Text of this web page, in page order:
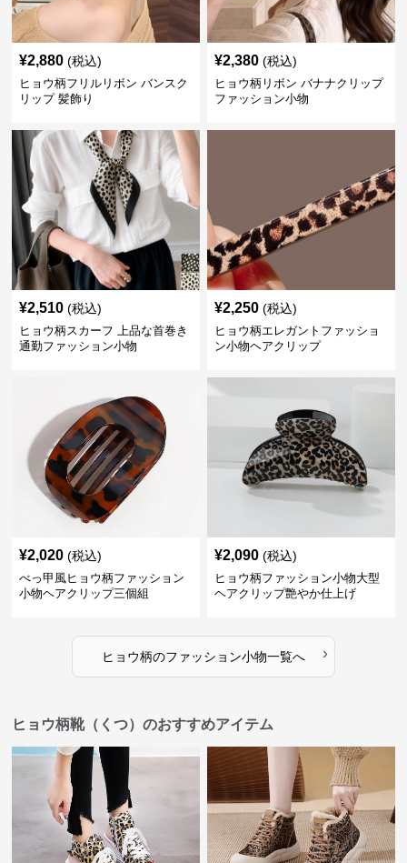
¥2,880 (税込)
ヒョウ柄フリルリボン バンスク
リップ 髪飾り
¥2,380 (税込)
ヒョウ柄リボン バナナクリップ
ファッション小物
¥2,510 (税込)
ヒョウ柄スカーフ 上品な首巻き
通勤ファッション小物
¥2,250 (税込)
ヒョウ柄エレガントファッショ
ン小物ヘアクリップ
¥2,020 (税込)
べっ甲風ヒョウ柄ファッション
小物ヘアクリップ三個組
¥2,090 (税込)
ヒョウ柄ファッション小物大型
ヘアクリップ艶やか仕上げ
ヒョウ柄のファッション小物一覧へ ›
ヒョウ柄靴（くつ）のおすすめアイテム